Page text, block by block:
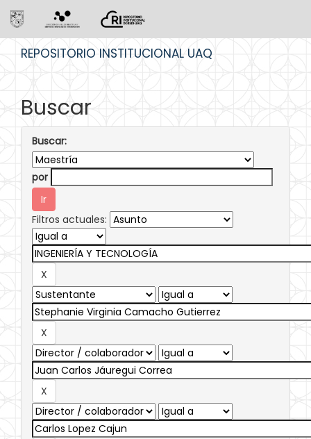
REPOSITORIO INSTITUCIONAL UAQ
Buscar
Buscar:
por
Filtros actuales: